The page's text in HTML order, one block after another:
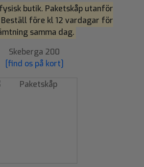
butik. Paketskåp utanför
Beställ före kl 12 vardagar för
samma dag.
Skeberga 200
[find os på kort]